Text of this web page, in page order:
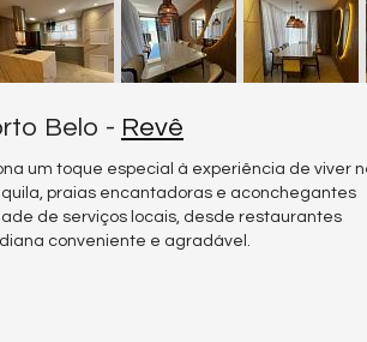
Belo - Revê
um toque especial à experiência de viver
praias encantadoras e aconchegantes
de serviços locais, desde restaurantes
conveniente e agradável.